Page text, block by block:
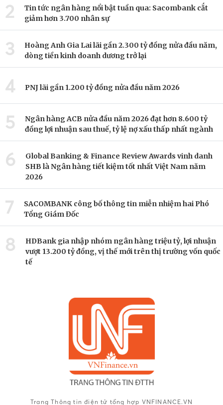
2
Tin tức ngân hàng nổi bật tuần qua: Sacombank cắt
giảm hơn 3.700 nhân sự
3
Hoàng Anh Gia Lai lãi gần 2.300 tỷ đồng nửa đầu năm,
dòng tiền kinh doanh dương trở lại
4 PNJ lãi gần 1.200 tỷ đồng nửa đầu năm 2026
5
Ngân hàng ACB nửa đầu năm 2026 đạt hơn 8.600 tỷ
đồng lợi nhuận sau thuế, tỷ lệ nợ xấu thấp nhất ngành
6
Global Banking & Finance Review Awards vinh danh
SHB là Ngân hàng tiết kiệm tốt nhất Việt Nam năm
2026
7
SACOMBANK công bố thông tin miễn nhiệm hai Phó
Tổng Giám Đốc
8
HDBank gia nhập nhóm ngân hàng triệu tỷ, lợi nhuận
vượt 13.200 tỷ đồng, vị thế mới trên thị trường vốn quốc
tế
Trang Thông tin điện tử tổng hợp VNFINANCE.VN